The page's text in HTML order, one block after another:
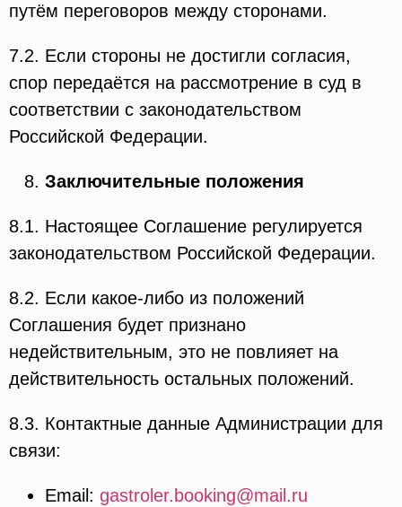
путём переговоров между сторонами.
7.2. Если стороны не достигли согласия,
спор передаётся на рассмотрение в суд в
соответствии с законодательством
Российской Федерации.
Заключительные положения
8.1. Настоящее Соглашение регулируется
законодательством Российской Федерации.
8.2. Если какое-либо из положений
Соглашения будет признано
недействительным, это не повлияет на
действительность остальных положений.
8.3. Контактные данные Администрации для
связи:
Email: gastroler.booking@mail.ru